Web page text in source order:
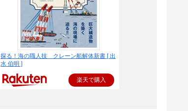
探る！海の職人技 クレーン船解体新書 [ 出
水 伯明 ]
楽天で購入